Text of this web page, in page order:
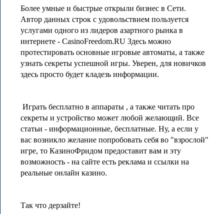
Более умные и быстрые открыли бизнес в Сети.
Автор данных строк с удовольствием пользуется
услугами одного из лидеров азартного рынка в
интернете - CasinoFreedom.RU Здесь можно
протестировать основные игровые автоматы, а также
узнать секреты успешной игры. Уверен, для новичков
здесь просто будет кладезь информации.
Играть бесплатно в аппараты , а также читать про
секреты и устройство может любой желающий. Все
статьи - информационные, бесплатные. Ну, а если у
вас возникло желание попробовать себя во "взрослой"
игре, то КазиноФридом предоставит вам и эту
возможность - на сайте есть реклама и ссылки на
реальные онлайн казино.
Так что дерзайте!